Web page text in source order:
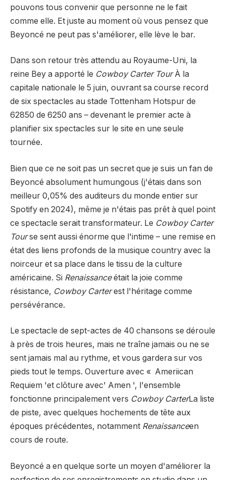
pouvons tous convenir que personne ne le fait
comme elle. Et juste au moment où vous pensez que
Beyoncé ne peut pas s'améliorer, elle lève le bar.
Dans son retour très attendu au Royaume-Uni, la
reine Bey a apporté le Cowboy Carter TourÀ la
capitale nationale le 5 juin, ouvrant sa course record
de six spectacles au stade Tottenham Hotspur de
62850 de 6250 ans – devenant le premier acte à
planifier six spectacles sur le site en une seule
tournée.
Bien que ce ne soit pas un secret que je suis un fan de
Beyoncé absolument humungous (j'étais dans son
meilleur 0,05% des auditeurs du monde entier sur
Spotify en 2024), même je n'étais pas prêt à quel point
ce spectacle serait transformateur. Le Cowboy Carter
Tourse sent aussi énorme que l'intime – une remise en
état des liens profonds de la musique country avec la
noirceur et sa place dans le tissu de la culture
américaine. Si Renaissanceétait la joie comme
résistance, Cowboy Carterest l'héritage comme
persévérance.
Le spectacle de sept-actes de 40 chansons se déroule
à près de trois heures, mais ne traîne jamais ou ne se
sent jamais mal au rythme, et vous gardera sur vos
pieds tout le temps. Ouverture avec « Ameriican
Requiem 'et clôture avec' Amen ', l'ensemble
fonctionne principalement vers Cowboy CarterLa liste
de piste, avec quelques hochements de tête aux
époques précédentes, notamment Renaissanceen
cours de route.
Beyoncé a en quelque sorte un moyen d'améliorer la